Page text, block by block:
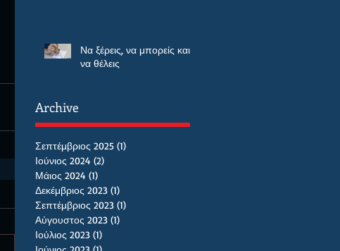
Να ξέρεις, να μπορείς και
να θέλεις
Archive
Σεπτέμβριος 2025 (1)
Ιούνιος 2024 (2)
Μάιος 2024 (1)
Δεκέμβριος 2023 (1)
Σεπτέμβριος 2023 (1)
Αύγουστος 2023 (1)
Ιούλιος 2023 (1)